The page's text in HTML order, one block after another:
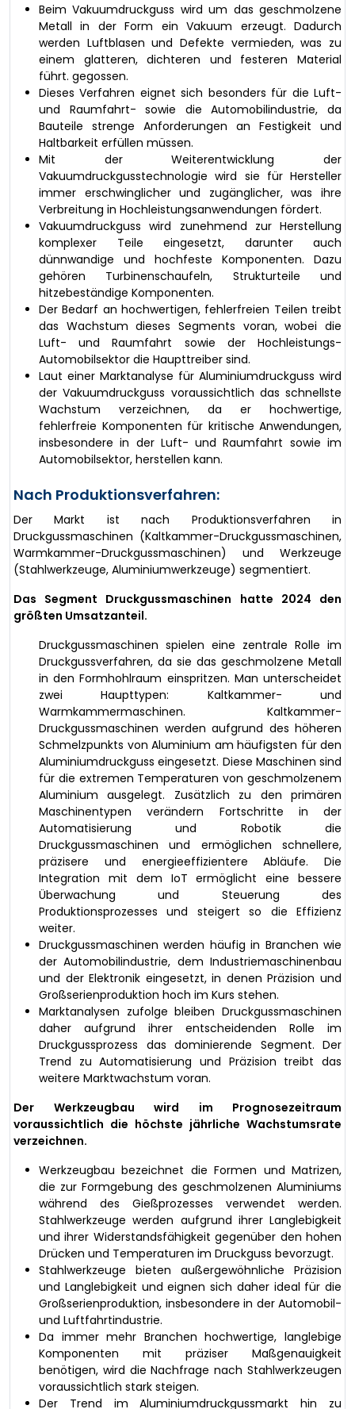
Beim Vakuumdruckguss wird um das geschmolzene
Metall in der Form ein Vakuum erzeugt. Dadurch
werden Luftblasen und Defekte vermieden, was zu
einem glatteren, dichteren und festeren Material
führt. gegossen.
Dieses Verfahren eignet sich besonders für die Luft-
und Raumfahrt- sowie die Automobilindustrie, da
Bauteile strenge Anforderungen an Festigkeit und
Haltbarkeit erfüllen müssen.
Mit der Weiterentwicklung der
Vakuumdruckgusstechnologie wird sie für Hersteller
immer erschwinglicher und zugänglicher, was ihre
Verbreitung in Hochleistungsanwendungen fördert.
Vakuumdruckguss wird zunehmend zur Herstellung
komplexer Teile eingesetzt, darunter auch
dünnwandige und hochfeste Komponenten. Dazu
gehören Turbinenschaufeln, Strukturteile und
hitzebeständige Komponenten.
Der Bedarf an hochwertigen, fehlerfreien Teilen treibt
das Wachstum dieses Segments voran, wobei die
Luft- und Raumfahrt sowie der Hochleistungs-
Automobilsektor die Haupttreiber sind.
Laut einer Marktanalyse für Aluminiumdruckguss wird
der Vakuumdruckguss voraussichtlich das schnellste
Wachstum verzeichnen, da er hochwertige,
fehlerfreie Komponenten für kritische Anwendungen,
insbesondere in der Luft- und Raumfahrt sowie im
Automobilsektor, herstellen kann.
Nach Produktionsverfahren:
Der Markt ist nach Produktionsverfahren in
Druckgussmaschinen (Kaltkammer-Druckgussmaschinen,
Warmkammer-Druckgussmaschinen) und Werkzeuge
(Stahlwerkzeuge, Aluminiumwerkzeuge) segmentiert.
Das Segment Druckgussmaschinen hatte 2024 den
größten Umsatzanteil.
Druckgussmaschinen spielen eine zentrale Rolle im
Druckgussverfahren, da sie das geschmolzene Metall
in den Formhohlraum einspritzen. Man unterscheidet
zwei Haupttypen: Kaltkammer- und
Warmkammermaschinen. Kaltkammer-
Druckgussmaschinen werden aufgrund des höheren
Schmelzpunkts von Aluminium am häufigsten für den
Aluminiumdruckguss eingesetzt. Diese Maschinen sind
für die extremen Temperaturen von geschmolzenem
Aluminium ausgelegt. Zusätzlich zu den primären
Maschinentypen verändern Fortschritte in der
Automatisierung und Robotik die
Druckgussmaschinen und ermöglichen schnellere,
präzisere und energieeffizientere Abläufe. Die
Integration mit dem IoT ermöglicht eine bessere
Überwachung und Steuerung des
Produktionsprozesses und steigert so die Effizienz
weiter.
Druckgussmaschinen werden häufig in Branchen wie
der Automobilindustrie, dem Industriemaschinenbau
und der Elektronik eingesetzt, in denen Präzision und
Großserienproduktion hoch im Kurs stehen.
Marktanalysen zufolge bleiben Druckgussmaschinen
daher aufgrund ihrer entscheidenden Rolle im
Druckgussprozess das dominierende Segment. Der
Trend zu Automatisierung und Präzision treibt das
weitere Marktwachstum voran.
Der Werkzeugbau wird im Prognosezeitraum
voraussichtlich die höchste jährliche Wachstumsrate
verzeichnen.
Werkzeugbau bezeichnet die Formen und Matrizen,
die zur Formgebung des geschmolzenen Aluminiums
während des Gießprozesses verwendet werden.
Stahlwerkzeuge werden aufgrund ihrer Langlebigkeit
und ihrer Widerstandsfähigkeit gegenüber den hohen
Drücken und Temperaturen im Druckguss bevorzugt.
Stahlwerkzeuge bieten außergewöhnliche Präzision
und Langlebigkeit und eignen sich daher ideal für die
Großserienproduktion, insbesondere in der Automobil-
und Luftfahrtindustrie.
Da immer mehr Branchen hochwertige, langlebige
Komponenten mit präziser Maßgenauigkeit
benötigen, wird die Nachfrage nach Stahlwerkzeugen
voraussichtlich stark steigen.
Der Trend im Aluminiumdruckgussmarkt hin zu